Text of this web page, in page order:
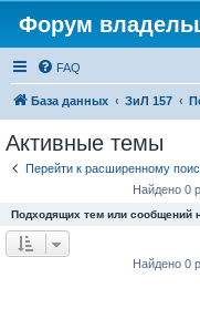
Форум
FAQ
База данных ЗиЛ 157
Активные темы
Перейти к расширенному
Найдено 0
Подходящих тем или сообщений
Найдено 0